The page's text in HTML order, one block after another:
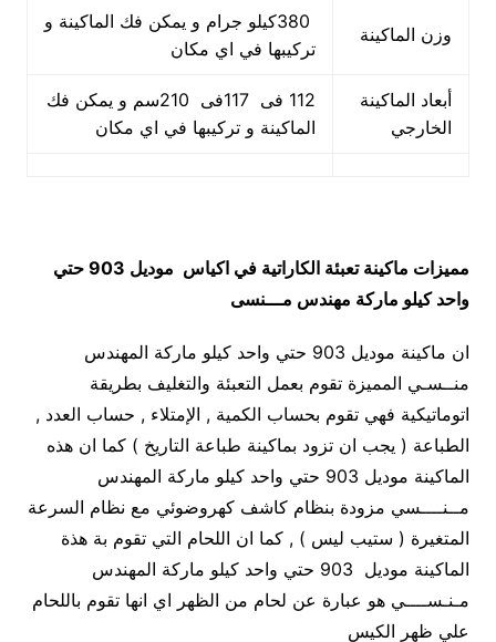
وزن الماكينة
380كيلو جرام و يمكن فك الماكينة و
تركيبها في اي مكان
أبعاد الماكينة
الخارجي
112 فى 117فى 210سم و يمكن فك
الماكينة و تركيبها في اي مكان
مميزات ماكينة تعبئة الكاراتية في اكياس
موديل 903 حتي
واحد كيلو ماركة مهندس مـــنسى
ان ماكينة موديل 903 حتي واحد كيلو ماركة المهندس
منــسـي المميزة تقوم بعمل التعبئة والتغليف بطريقة
اتوماتيكية فهي تقوم بحساب الكمية , الإمتلاء , حساب العدد ,
الطباعة ( يجب ان تزود بماكينة طباعة التاريخ ) كما ان هذه
الماكينة موديل 903 حتي واحد كيلو ماركة المهندس
مــنــــسي مزودة بنظام كاشف كهروضوئي مع نظام السرعة
المتغيرة ( ستيب ليس ) , كما ان اللحام التي تقوم بة هذة
الماكينة موديل 903 حتي واحد كيلو ماركة المهندس
مـنـســــي هو عبارة عن لحام من الظهر اي انها تقوم باللحام
علي ظهر الكيس